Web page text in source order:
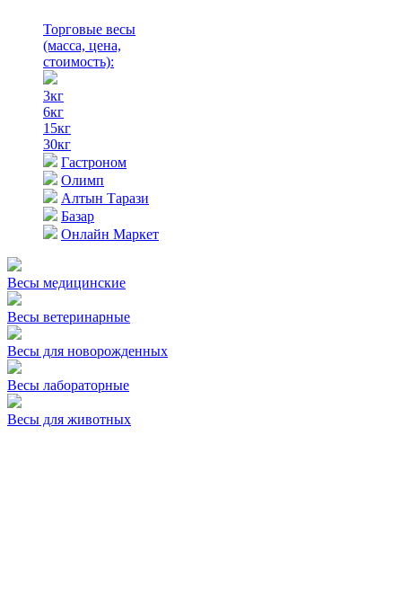
Торговые весы
(масса, цена,
стоимость):
3кг
6кг
15кг
30кг
Гастроном
Олимп
Алтын Тарази
Базар
Онлайн Маркет
Весы медицинские
Весы ветеринарные
Весы для новорожденных
Весы лабораторные
Весы для животных